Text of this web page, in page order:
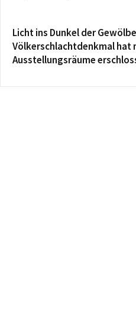
Licht ins Dunkel der
Völkerschlachtdenkmal hat
Ausstellungsräume